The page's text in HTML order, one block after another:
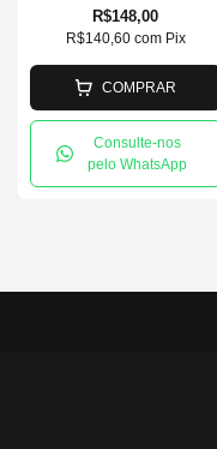
R$148,00
R$140,60com Pix
COMPRAR
Consulte-nos
pelo WhatsApp